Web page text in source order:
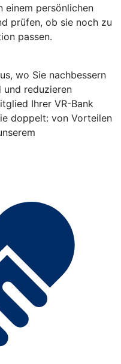
einem persönlichen
prüfen, ob sie noch zu
passen.
wo Sie nachbessern
und reduzieren
Ihrer VR-Bank
doppelt: von Vorteilen